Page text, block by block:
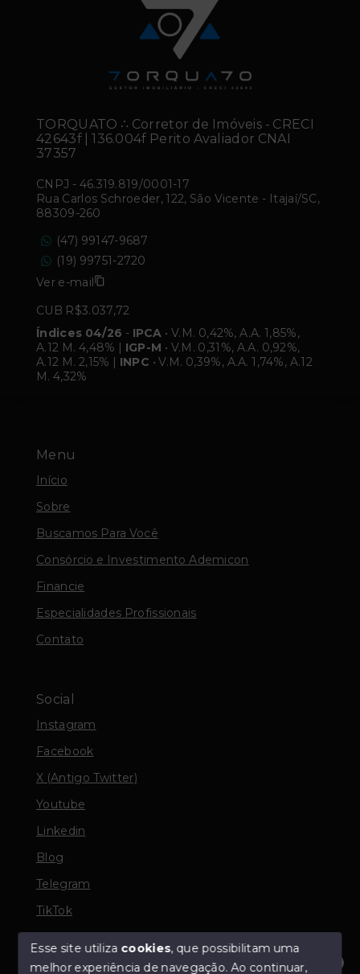
Menu
Início
Sobre
Buscamos Para Você
Consórcio e Investimento Ademicon
Financie
Especialidades Profissionais
Contato
Social
Instagram
Facebook
X (Antigo Twitter)
Youtube
Linkedin
Blog
Telegram
TikTok
TORQUATO ∴ Corretor de Imóveis - CRECI
42643f | 136.004f Perito Avaliador CNAI
37357
CNPJ - 46.319.819/0001-17
Rua Carlos Schroeder, 122, São Vicente - Itajaí/SC,
88309-260
(47) 99147-9687
(19) 99751-2720
Ver e-mail
CUB R$3.037,72
Índices 04/26 - IPCA • V.M. 0,42%, A.A. 1,85%,
A.12 M. 4,48% | IGP-M • V.M. 0,31%, A.A. 0,92%,
A.12 M. 2,15% | INPC • V.M. 0,39%, A.A. 1,74%, A.12
M. 4,32%
Esse site utiliza cookies, que possibilitam uma
melhor experiência de navegação.Ao continuar,